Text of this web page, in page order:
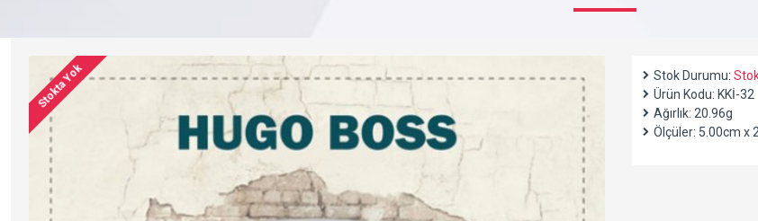
Stokta Yok Stok Durumu:
Ürün Kodu: KKİ-32
Ağırlık: 20.96g
Ölçüler: 5.00cm x